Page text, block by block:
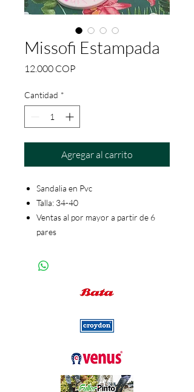
Missofi Estampada
12.000 COP
Cantidad *
Agregar al carrito
Sandalia en Pvc
Talla: 34-40
Ventas al por mayor a partir de 6
pares